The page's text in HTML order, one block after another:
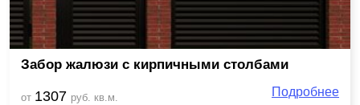
Забор жалюзи с кирпичными столбами
от 1307 руб. кв.м. Подробнее